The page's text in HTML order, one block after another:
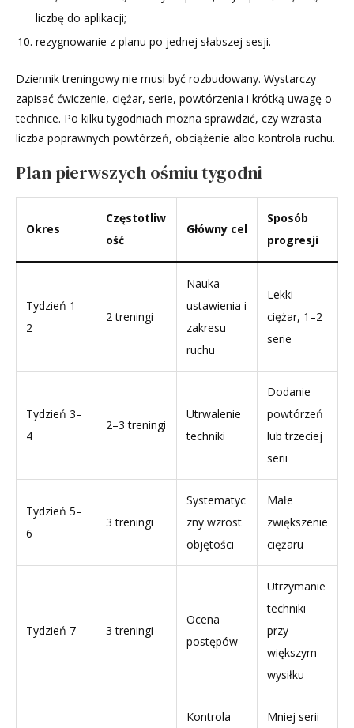
liczbę do aplikacji;
rezygnowanie z planu po jednej słabszej sesji.
Dziennik treningowy nie musi być rozbudowany. Wystarczy
zapisać ćwiczenie, ciężar, serie, powtórzenia i krótką uwagę o
technice. Po kilku tygodniach można sprawdzić, czy wzrasta
liczba poprawnych powtórzeń, obciążenie albo kontrola ruchu.
Plan pierwszych ośmiu tygodni
Okres
Częstotliw
ość
Główny cel
Sposób
progresji
Tydzień 1–
2
2 treningi
Nauka
ustawienia i
zakresu
ruchu
Lekki
ciężar, 1–2
serie
Tydzień 3–
4
2–3 treningi
Utrwalenie
techniki
Dodanie
powtórzeń
lub trzeciej
serii
Tydzień 5–
6
3 treningi
Systematyc
zny wzrost
objętości
Małe
zwiększenie
ciężaru
Tydzień 7 3 treningi
Ocena
postępów
Utrzymanie
techniki
przy
większym
wysiłku
Kontrola
Mniej serii